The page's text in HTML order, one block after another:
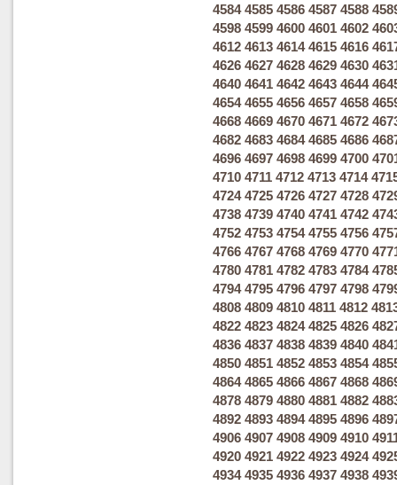
4584 4585 4586 4587 4588
4598 4599 4600 4601 4602
4612 4613 4614 4615 4616
4626 4627 4628 4629 4630
4640 4641 4642 4643 4644
4654 4655 4656 4657 4658
4668 4669 4670 4671 4672
4682 4683 4684 4685 4686
4696 4697 4698 4699 4700
4710 4711 4712 4713 4714
4724 4725 4726 4727 4728
4738 4739 4740 4741 4742
4752 4753 4754 4755 4756
4766 4767 4768 4769 4770
4780 4781 4782 4783 4784
4794 4795 4796 4797 4798
4808 4809 4810 4811 4812
4822 4823 4824 4825 4826
4836 4837 4838 4839 4840
4850 4851 4852 4853 4854
4864 4865 4866 4867 4868
4878 4879 4880 4881 4882
4892 4893 4894 4895 4896
4906 4907 4908 4909 4910
4920 4921 4922 4923 4924
4934 4935 4936 4937 4938